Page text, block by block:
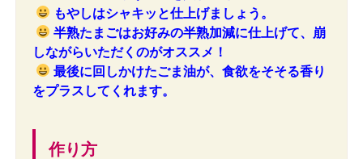
もやしはシャキッと仕上げましょう。
半熟たまごはお好みの半熟加減に仕上げて、崩
しながらいただくのがオススメ！
最後に回しかけたごま油が、食欲をそそる香り
をプラスしてくれます。
作り方